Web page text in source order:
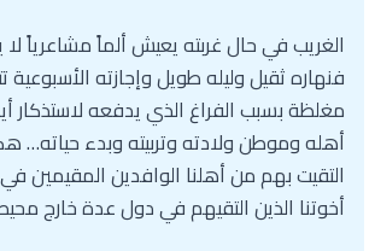
الغريب في حال غربته يعيش ألماً مشاعرياً لا
فنهاره ثقيل وليله طويل وإجازته
مغلظة بسبب الفراغ الذي يدفعه لاستذكار
أهله وموطن ولادته وتربيته وبدء حياته…
التقيت بهم من أهلنا الوافدين المقيمين
أخوتنا الذين التقيهم في دول عدة خارج